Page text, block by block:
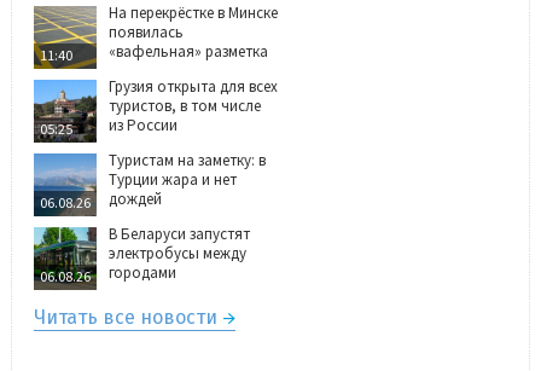
11:40
На перекрёстке в Минске
появилась
«вафельная» разметка
05:25
Грузия открыта для всех
туристов, в том числе
из России
06.08.26
Туристам на заметку: в
Турции жара и нет
дождей
06.08.26
В Беларуси запустят
электробусы между
городами
Читать все новости